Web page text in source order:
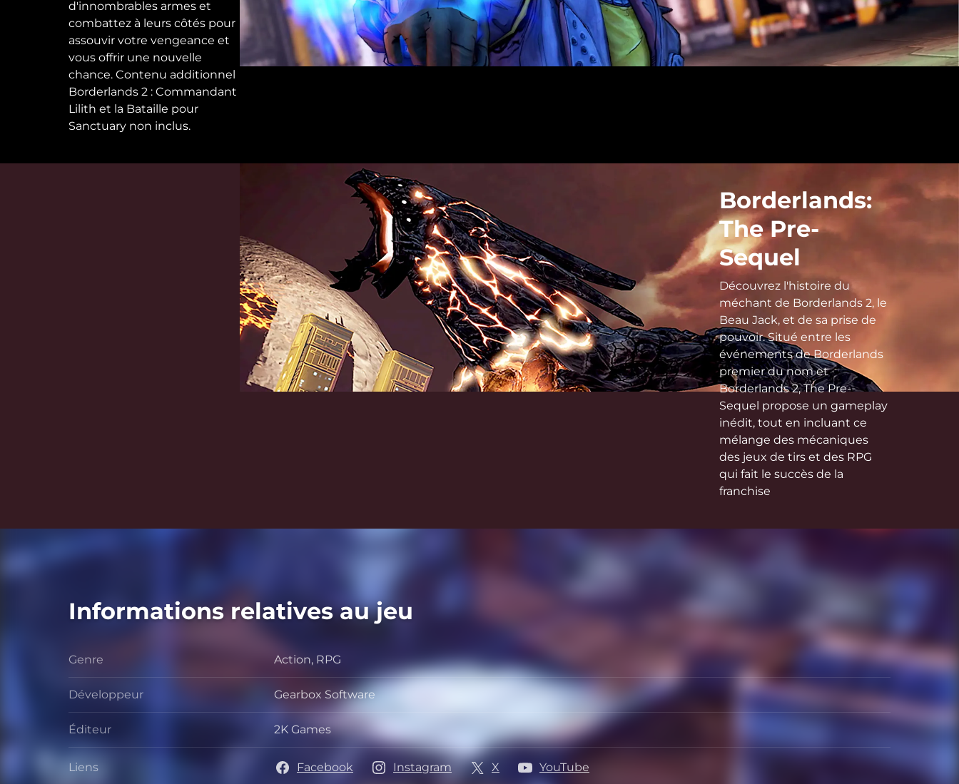
d'innombrables armes et
combattez à leurs côtés pour
assouvir votre vengeance et
vous offrir une nouvelle
chance. Contenu additionnel
Borderlands 2 : Commandant
Lilith et la Bataille pour
Sanctuary non inclus.
Borderlands:
The Pre-
Sequel
Découvrez l'histoire du
méchant de Borderlands 2, le
Beau Jack, et de sa prise de
pouvoir. Situé entre les
événements de Borderlands
premier du nom et
Borderlands 2, The Pre-
Sequel propose un gameplay
inédit, tout en incluant ce
mélange des mécaniques
des jeux de tirs et des RPG
qui fait le succès de la
franchise
Informations relatives au jeu
Genre
Genre
Action, RPG
Développeur
Développeur
Gearbox Software
Éditeur
Éditeur
2K Games
Liens
Liens
Facebook Instagram X YouTube